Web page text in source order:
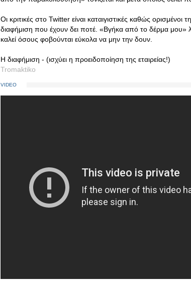
Οι κριτικές στο Twitter είναι καταιγιστικές καθώς
διαφήμιση που έχουν δει ποτέ. «Βγήκα από το δέρμα μου»
καλεί όσους φοβούνται εύκολα να μην την δουν.
Η διαφήμιση - (ισχύει η προειδοποίηση της εταιρείας!)
Tromaktiko
VIDEO